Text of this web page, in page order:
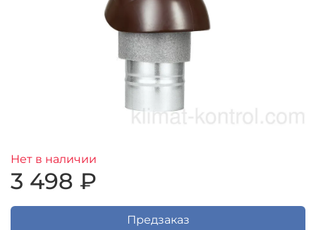
Нет в наличии
3 498 ₽
Предзаказ